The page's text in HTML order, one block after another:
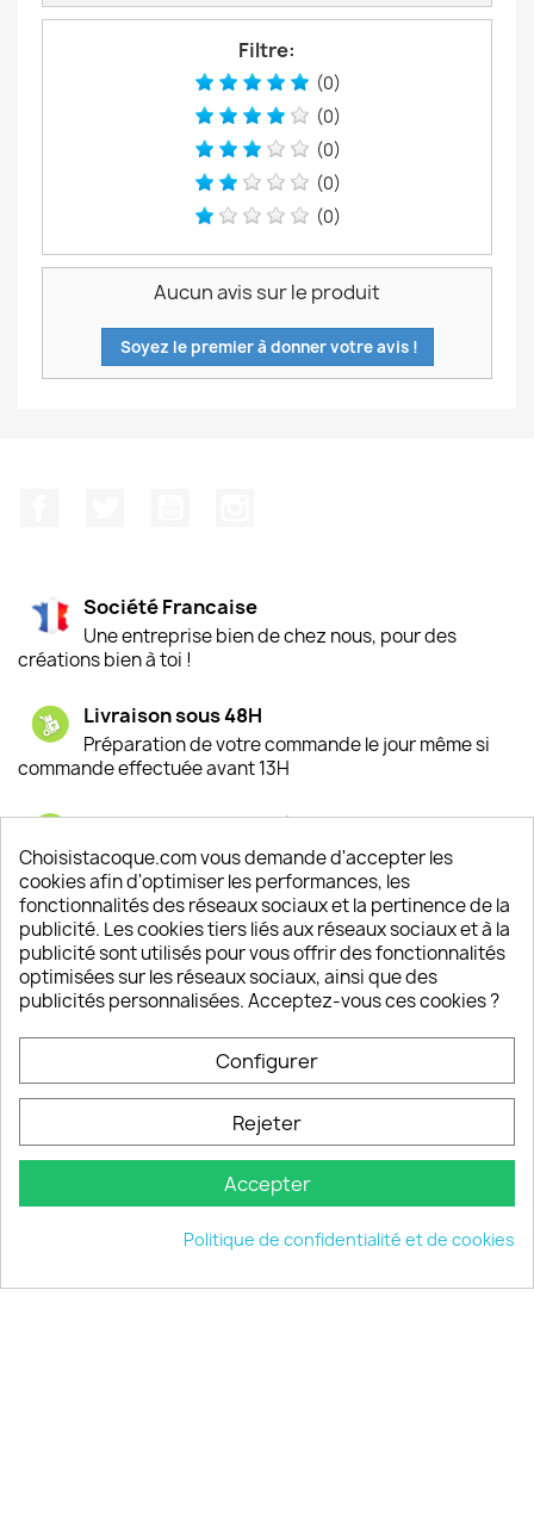
Filtre:
(0)
(0)
(0)
(0)
(0)
Aucun avis sur le produit
Soyez le premier à donner votre avis !
Société Francaise
Une entreprise bien de chez nous, pour des
créations bien à toi !
Livraison sous 48H
Préparation de votre commande le jour même si
commande effectuée avant 13H
Satisfaction de nos clients
Depuis 2009, entre 92% et 94% de nos clients
sont satisfaits de nos produits
Un SAV à votre écoute
Notre SAV est disponible 6/7J de 10h à 18H
keyboard_arrow_down
© 2026 - choisistacoque.com
Choisistacoque.com vous demande d'accepter les
cookies afin d'optimiser les performances, les
fonctionnalités des réseaux sociaux et la pertinence de la
publicité. Les cookies tiers liés aux réseaux sociaux et à la
publicité sont utilisés pour vous offrir des fonctionnalités
optimisées sur les réseaux sociaux, ainsi que des
publicités personnalisées. Acceptez-vous ces cookies ?
Configurer
Rejeter
Accepter
Politique de confidentialité et de cookies